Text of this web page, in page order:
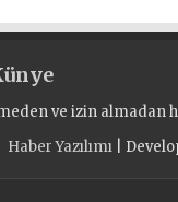
ve izin almadan
Haber Yazılımı |